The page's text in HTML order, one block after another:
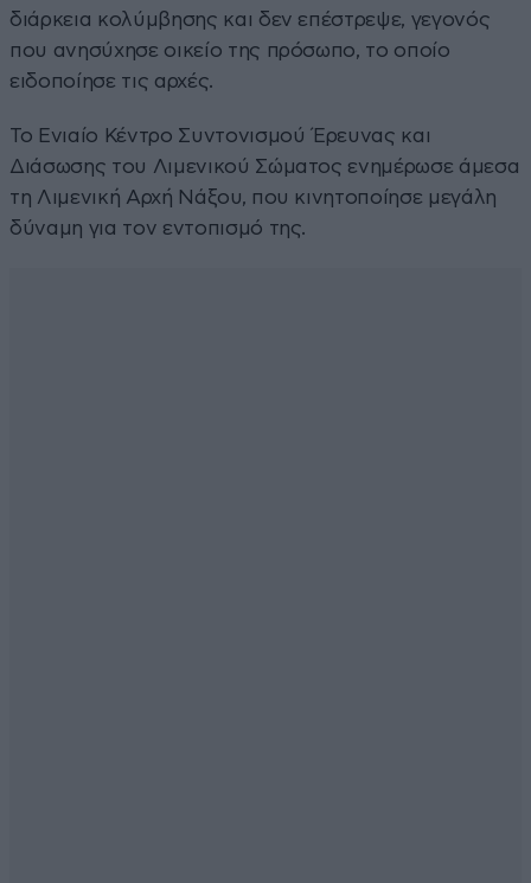
διάρκεια κολύμβησης και δεν επέστρεψε, γεγονός
που ανησύχησε οικείο της πρόσωπο, το οποίο
ειδοποίησε τις αρχές.
Το Ενιαίο Κέντρο Συντονισμού Έρευνας και
Διάσωσης του Λιμενικού Σώματος ενημέρωσε άμεσα
τη Λιμενική Αρχή Νάξου, που κινητοποίησε μεγάλη
δύναμη για τον εντοπισμό της.